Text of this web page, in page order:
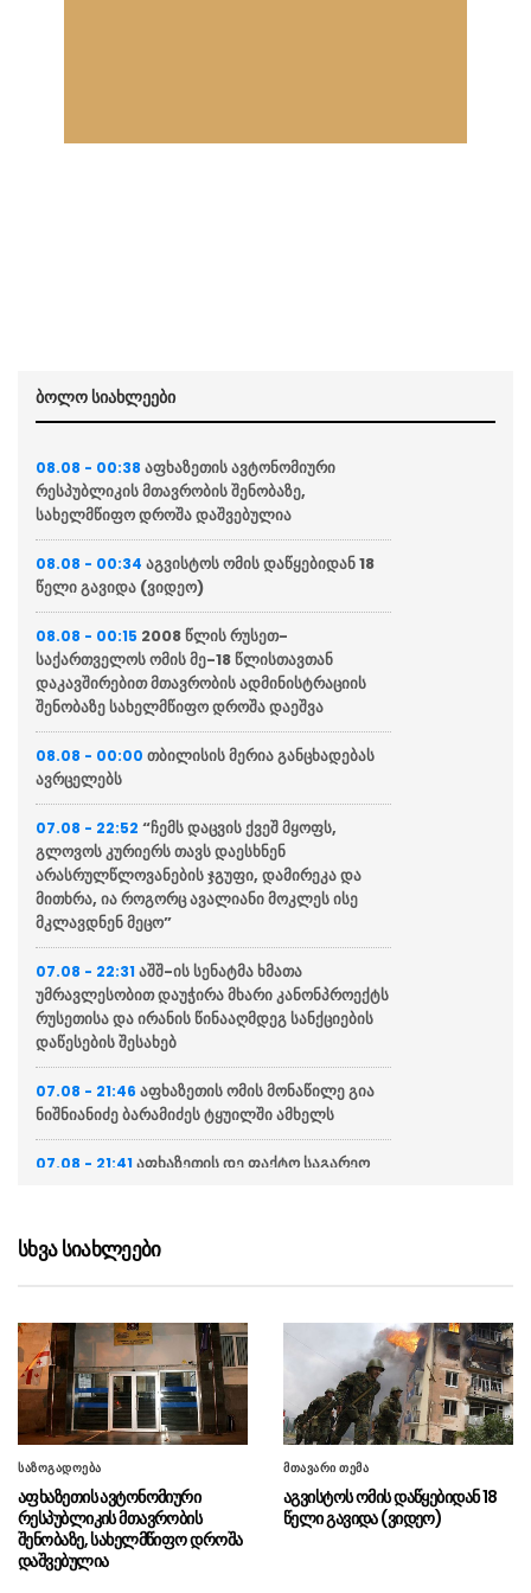
ბოლო სიახლეები
08.08 - 00:38 აფხაზეთის ავტონომიური
რესპუბლიკის მთავრობის შენობაზე,
სახელმწიფო დროშა დაშვებულია
08.08 - 00:34 აგვისტოს ომის დაწყებიდან 18
წელი გავიდა (ვიდეო)
08.08 - 00:15 2008 წლის რუსეთ-
საქართველოს ომის მე-18 წლისთავთან
დაკავშირებით მთავრობის ადმინისტრაციის
შენობაზე სახელმწიფო დროშა დაეშვა
08.08 - 00:00 თბილისის მერია განცხადებას
ავრცელებს
07.08 - 22:52 “ჩემს დაცვის ქვეშ მყოფს,
გლოვოს კურიერს თავს დაესხნენ
არასრულწლოვანების ჯგუფი, დამირეკა და
მითხრა, ია როგორც ავალიანი მოკლეს ისე
მკლავდნენ მეცო”
07.08 - 22:31 აშშ-ის სენატმა ხმათა
უმრავლესობით დაუჭირა მხარი კანონპროექტს
რუსეთისა და ირანის წინააღმდეგ სანქციების
დაწესების შესახებ
07.08 - 21:46 აფხაზეთის ომის მონაწილე გია
ნიშნიანიძე ბარამიძეს ტყუილში ამხელს
07.08 - 21:41 აფხაზეთის დე ფაქტო საგარეო
ხასიათი აქვს
ასაჯაროებს (ვიდეო)
07.08 - 21:15ეკა კუპატაძე მიმართვას
ავრცელებს
“ფარულ ჩანაწერში ნია იმნაძე
და მამამისი განიხილავდნენ, როგორ ჩაიდინა
ალექსანდრე გაბაშვილმა დანაშაული”
07.08 - 20:20“საფრანგეთი არ დაუშვებს
უცხოური ჩარევის არცერთ მცდელობას
სხვა სიახლეები
საზოგადოება
აფხაზეთის ავტონომიური
რესპუბლიკის მთავრობის
შენობაზე, სახელმწიფო დროშა
დაშვებულია
მთავარი თემა
აგვისტოს ომის დაწყებიდან 18
წელი გავიდა (ვიდეო)